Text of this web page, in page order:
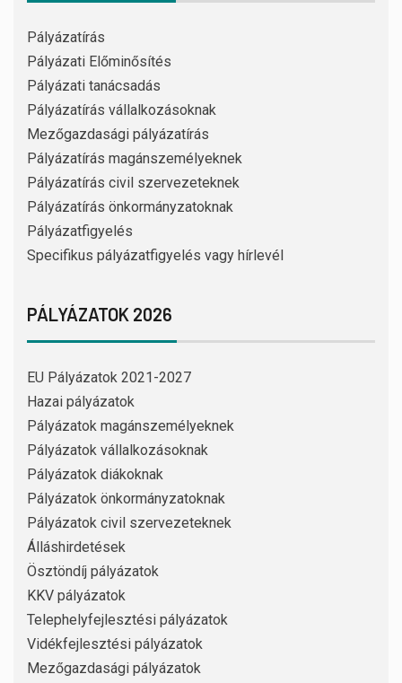
Pályázatírás
Pályázati Előminősítés
Pályázati tanácsadás
Pályázatírás vállalkozásoknak
Mezőgazdasági pályázatírás
Pályázatírás magánszemélyeknek
Pályázatírás civil szervezeteknek
Pályázatírás önkormányzatoknak
Pályázatfigyelés
Specifikus pályázatfigyelés vagy hírlevél
PÁLYÁZATOK 2026
EU Pályázatok 2021-2027
Hazai pályázatok
Pályázatok magánszemélyeknek
Pályázatok vállalkozásoknak
Pályázatok diákoknak
Pályázatok önkormányzatoknak
Pályázatok civil szervezeteknek
Álláshirdetések
Ösztöndíj pályázatok
KKV pályázatok
Telephelyfejlesztési pályázatok
Vidékfejlesztési pályázatok
Mezőgazdasági pályázatok